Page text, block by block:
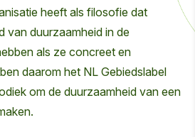
heeft als filosofie dat
van duurzaamheid in de
als ze concreet en
daarom het NL Gebiedslabel
om de duurzaamheid van een